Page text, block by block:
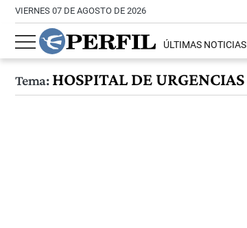
VIERNES 07 DE AGOSTO DE 2026
ÚLTIMAS NOTICIAS
Tema:HOSPITAL DE URGENCIAS